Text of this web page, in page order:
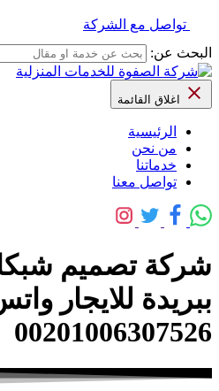
تواصل مع الشركة
البحث عن:
اغلاق القائمة
الرئيسية
من نحن
خدماتنا
تواصل معنا
شركة تصميم
ببريدة للايجار
00201006307526